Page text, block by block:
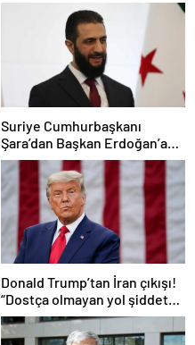
Suriye Cumhurbaşkanı
Şara’dan Başkan Erdoğan’a
teşekkür
Donald Trump’tan İran çıkışı!
“Dostça olmayan yol şiddet
içeriyor ve ben bunu
istemiyorum”